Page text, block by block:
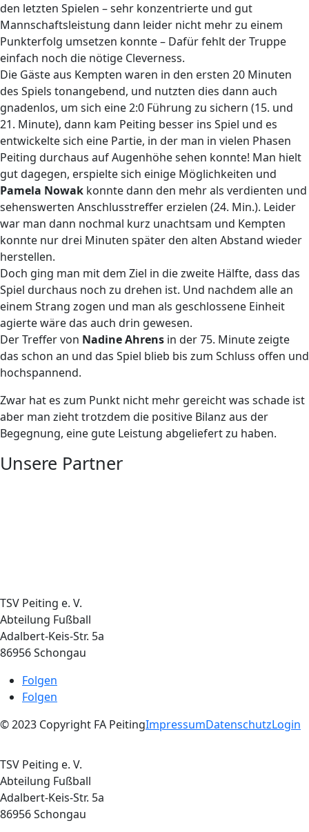
den letzten Spielen – sehr konzentrierte und gut
Mannschaftsleistung dann leider nicht mehr zu einem
Punkterfolg umsetzen konnte – Dafür fehlt der Truppe
einfach noch die nötige Cleverness.
Die Gäste aus Kempten waren in den ersten 20 Minuten
des Spiels tonangebend, und nutzten dies dann auch
gnadenlos, um sich eine 2:0 Führung zu sichern (15. und
21. Minute), dann kam Peiting besser ins Spiel und es
entwickelte sich eine Partie, in der man in vielen Phasen
Peiting durchaus auf Augenhöhe sehen konnte! Man hielt
gut dagegen, erspielte sich einige Möglichkeiten und
Pamela Nowak konnte dann den mehr als verdienten und
sehenswerten Anschlusstreffer erzielen (24. Min.). Leider
war man dann nochmal kurz unachtsam und Kempten
konnte nur drei Minuten später den alten Abstand wieder
herstellen.
Doch ging man mit dem Ziel in die zweite Hälfte, dass das
Spiel durchaus noch zu drehen ist. Und nachdem alle an
einem Strang zogen und man als geschlossene Einheit
agierte wäre das auch drin gewesen.
Der Treffer von Nadine Ahrens in der 75. Minute zeigte
das schon an und das Spiel blieb bis zum Schluss offen und
hochspannend.
Zwar hat es zum Punkt nicht mehr gereicht was schade ist
aber man zieht trotzdem die positive Bilanz aus der
Begegnung, eine gute Leistung abgeliefert zu haben.
Unsere Partner
TSV Peiting e. V.
Abteilung Fußball
Adalbert-Keis-Str. 5a
86956 Schongau
Folgen
Folgen
© 2023 Copyright FA PeitingImpressumDatenschutzLogin
TSV Peiting e. V.
Abteilung Fußball
Adalbert-Keis-Str. 5a
86956 Schongau